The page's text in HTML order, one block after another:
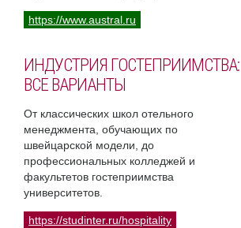
https://www.austral.ru
ИНДУСТРИЯ ГОСТЕПРИИМСТВА:
ВСЕ ВАРИАНТЫ
От классических школ отельного
менеджмента, обучающих по
швейцарской модели, до
профессиональных колледжей и
факультетов гостеприимства
университетов.
https://studinter.ru/hospitality